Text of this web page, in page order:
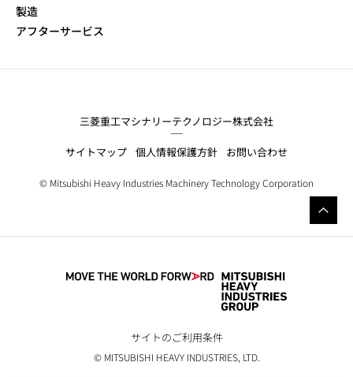
製造
アフターサービス
三菱重工マシナリーテクノロジー株式会社
サイトマップ 個人情報保護方針 お問い合わせ
© Mitsubishi Heavy Industries Machinery Technology Corporation
サイトのご利用条件
© MITSUBISHI HEAVY INDUSTRIES, LTD.